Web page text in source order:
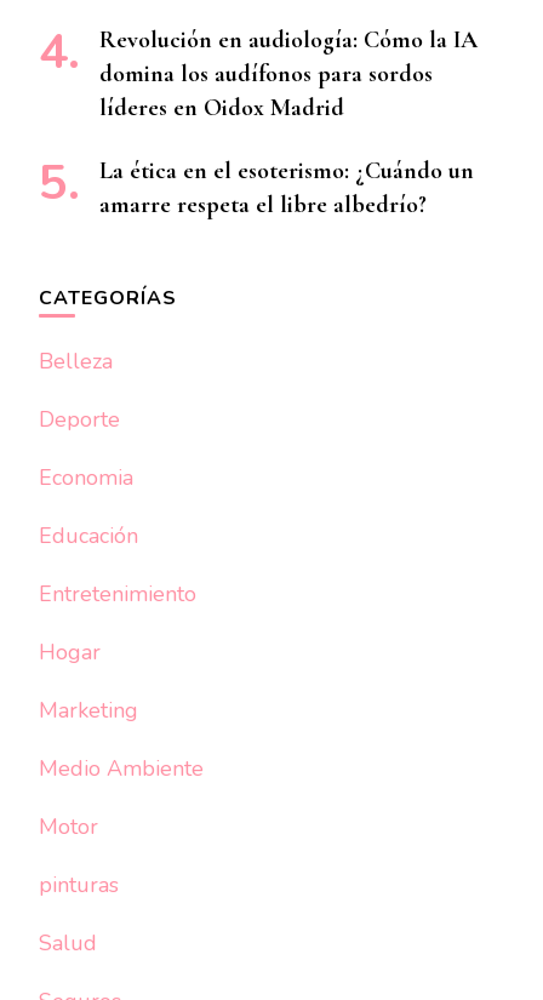
Revolución en audiología: Cómo la IA
domina los audífonos para sordos
líderes en Oidox Madrid
La ética en el esoterismo: ¿Cuándo un
amarre respeta el libre albedrío?
CATEGORÍAS
Belleza
Deporte
Economia
Educación
Entretenimiento
Hogar
Marketing
Medio Ambiente
Motor
pinturas
Salud